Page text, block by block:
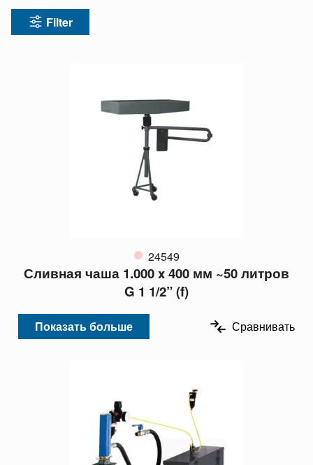
Filter
24549
Сливная чаша 1.000 x 400 мм ~50 литров
G 1 1/2” (f)
Показать больше Сравнивать